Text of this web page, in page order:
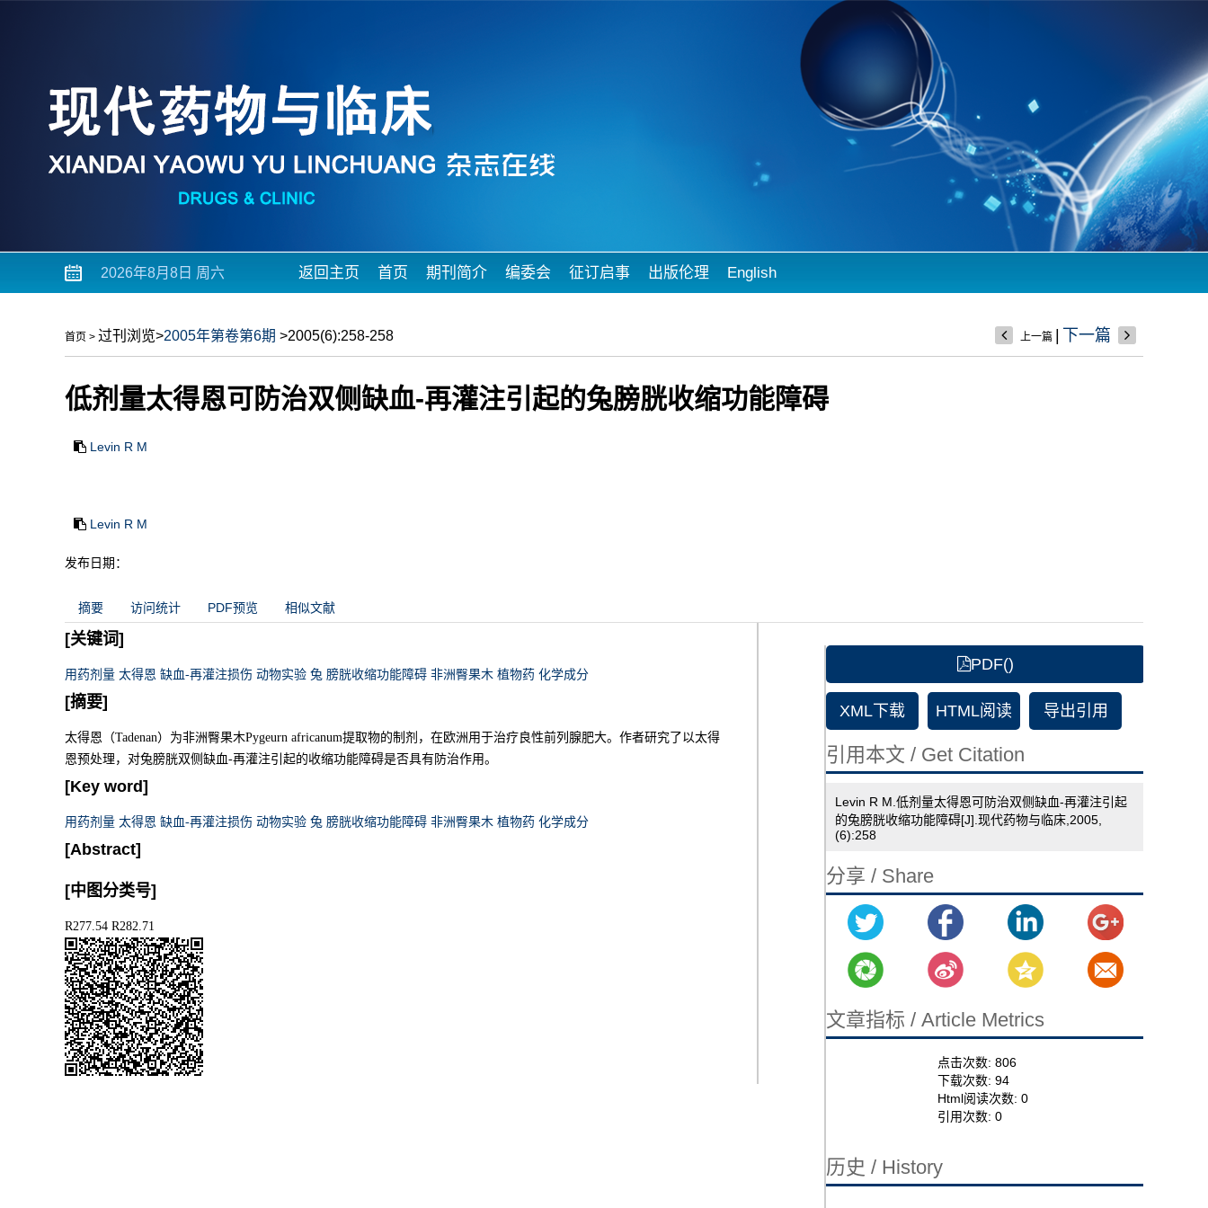
2026年8月8日 周六 返回主页 首页 期刊简介 编委会 征订启事 出版伦理 English
首页 > 过刊浏览>2005年第卷第6期 >2005(6):258-258 上一篇 下一篇
低剂量太得恩可防治双侧缺血-再灌注引起的兔膀胱收缩功能障碍
Levin R M
Levin R M
发布日期：
摘要 访问统计 PDF预览 相似文献
[关键词]
用药剂量 太得恩 缺血-再灌注损伤 动物实验 兔 膀胱收缩功能障碍 非洲臀果木 植物药 化学成分
[摘要]
太得恩（Tadenan）为非洲臀果木Pygeurn africanum提取物的制剂，在欧洲用于治疗良性前列腺肥大。作者研究了以太得
恩预处理，对兔膀胱双侧缺血-再灌注引起的收缩功能障碍是否具有防治作用。
[Key word]
用药剂量 太得恩 缺血-再灌注损伤 动物实验 兔 膀胱收缩功能障碍 非洲臀果木 植物药 化学成分
[Abstract]
[中图分类号]
R277.54 R282.71
PDF()
XML下载 HTML阅读 导出引用
引用本文 / Get Citation
Levin R M.低剂量太得恩可防治双侧缺血-再灌注引起
的兔膀胱收缩功能障碍[J].现代药物与临床,2005,
(6):258
分享 / Share
文章指标 / Article Metrics
点击次数:806
下载次数:94
Html阅读次数:0
引用次数:0
历史 / History